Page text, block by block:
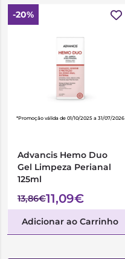
-20%
*Promoção válida de 01/10/2025 a 31/07/2026
Advancis Hemo Duo
Gel Limpeza Perianal
125ml
13,86€11,09€
Adicionar ao Carrinho